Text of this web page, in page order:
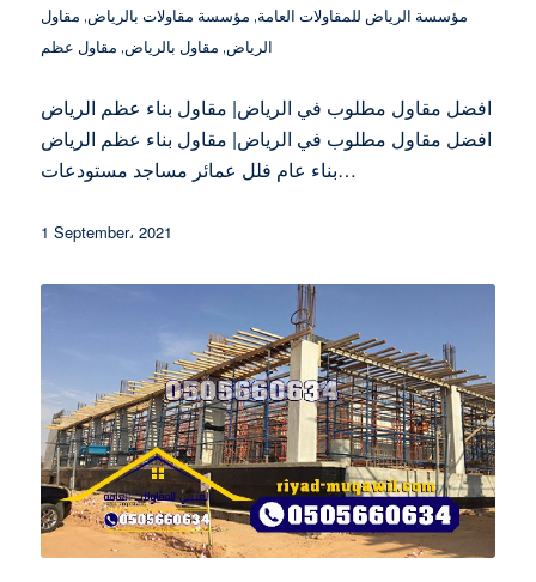
مؤسسة الرياض للمقاولات العامة, مؤسسة مقاولات بالرياض, مقاول
الرياض, مقاول بالرياض, مقاول عظم
افضل مقاول مطلوب في الرياض| مقاول بناء عظم الرياض
افضل مقاول مطلوب في الرياض| مقاول بناء عظم الرياض
بناء عام فلل عمائر مساجد مستودعات…
1 September، 2021